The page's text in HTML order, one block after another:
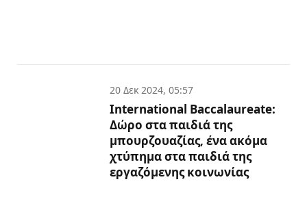
20 Δεκ 2024, 05:57
International Baccalaureate:
Δώρο στα παιδιά της
μπουρζουαζίας, ένα ακόμα
χτύπημα στα παιδιά της
εργαζόμενης κοινωνίας